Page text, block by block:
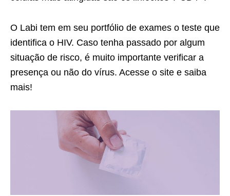
O Labi tem em seu portfólio de exames o teste que
identifica o HIV. Caso tenha passado por algum
situação de risco, é muito importante verificar a
presença ou não do vírus. Acesse o site e saiba
mais!